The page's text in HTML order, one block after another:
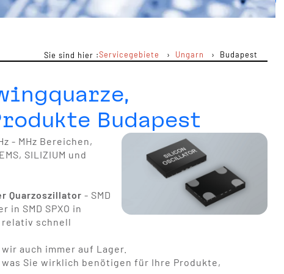
Sie sind hier :Servicegebiete Ungarn Budapest
Budapest
- MHz Bereichen,
SILIZIUM und
Quarzoszillator - SMD
in SMD SPXO in
relativ schnell
auch immer auf Lager.
was Sie wirklich benötigen für Ihre Produkte,